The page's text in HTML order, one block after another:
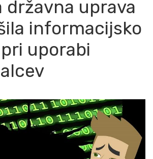
državna uprava
informacijsko
uporabi